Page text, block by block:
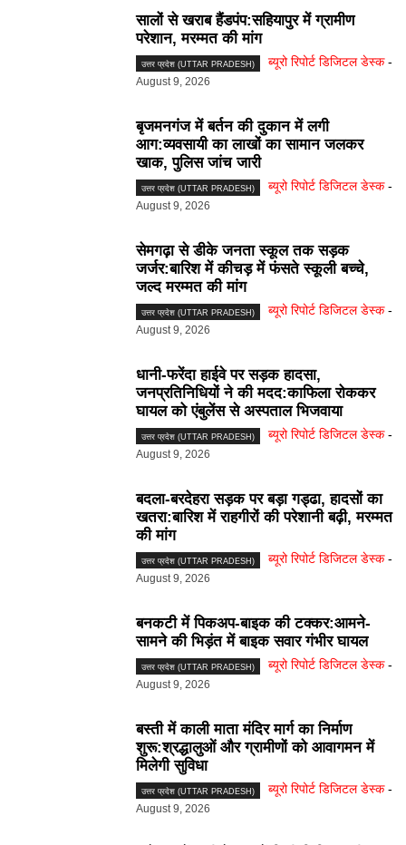
सालों से खराब हैंडपंप:सहियापुर में ग्रामीण
परेशान, मरम्मत की मांग
उत्तर प्रदेश (UTTAR PRADESH) ब्यूरो रिपोर्ट डिजिटल डेस्क -
August 9, 2026
बृजमनगंज में बर्तन की दुकान में लगी
आग:व्यवसायी का लाखों का सामान जलकर
खाक, पुलिस जांच जारी
उत्तर प्रदेश (UTTAR PRADESH) ब्यूरो रिपोर्ट डिजिटल डेस्क -
August 9, 2026
सेमगढ़ा से डीके जनता स्कूल तक सड़क
जर्जर:बारिश में कीचड़ में फंसते स्कूली बच्चे,
जल्द मरम्मत की मांग
उत्तर प्रदेश (UTTAR PRADESH) ब्यूरो रिपोर्ट डिजिटल डेस्क -
August 9, 2026
धानी-फरेंदा हाईवे पर सड़क हादसा,
जनप्रतिनिधियों ने की मदद:काफिला रोककर
घायल को एंबुलेंस से अस्पताल भिजवाया
उत्तर प्रदेश (UTTAR PRADESH) ब्यूरो रिपोर्ट डिजिटल डेस्क -
August 9, 2026
बदला-बरदेहरा सड़क पर बड़ा गड्ढा, हादसों का
खतरा:बारिश में राहगीरों की परेशानी बढ़ी, मरम्मत
की मांग
उत्तर प्रदेश (UTTAR PRADESH) ब्यूरो रिपोर्ट डिजिटल डेस्क -
August 9, 2026
बनकटी में पिकअप-बाइक की टक्कर:आमने-
सामने की भिड़ंत में बाइक सवार गंभीर घायल
उत्तर प्रदेश (UTTAR PRADESH) ब्यूरो रिपोर्ट डिजिटल डेस्क -
August 9, 2026
बस्ती में काली माता मंदिर मार्ग का निर्माण
शुरू:श्रद्धालुओं और ग्रामीणों को आवागमन में
मिलेगी सुविधा
उत्तर प्रदेश (UTTAR PRADESH) ब्यूरो रिपोर्ट डिजिटल डेस्क -
August 9, 2026